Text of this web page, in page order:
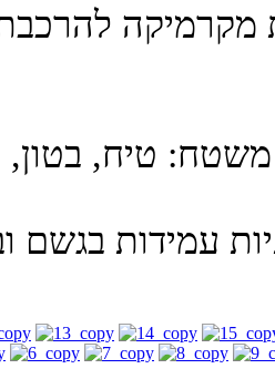
מקרמיקה
משטח: טיח,
עמידות